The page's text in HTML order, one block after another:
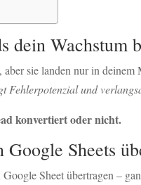
dein Wachstum
sie landen nur in deinem
Fehlerpotenzial und
konvertiert oder nicht.
Sheets
Sheet übertragen –